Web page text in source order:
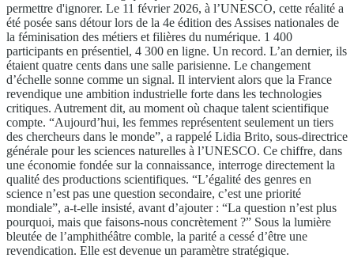
permettre d'ignorer. Le 11 février 2026, à l’UNESCO, cette réalité a
été posée sans détour lors de la 4e édition des Assises nationales de
la féminisation des métiers et filières du numérique. 1 400
participants en présentiel, 4 300 en ligne. Un record. L’an dernier, ils
étaient quatre cents dans une salle parisienne. Le changement
d’échelle sonne comme un signal. Il intervient alors que la France
revendique une ambition industrielle forte dans les technologies
critiques. Autrement dit, au moment où chaque talent scientifique
compte. “Aujourd’hui, les femmes représentent seulement un tiers
des chercheurs dans le monde”, a rappelé Lidia Brito, sous-directrice
générale pour les sciences naturelles à l’UNESCO. Ce chiffre, dans
une économie fondée sur la connaissance, interroge directement la
qualité des productions scientifiques. “L’égalité des genres en
science n’est pas une question secondaire, c’est une priorité
mondiale”, a-t-elle insisté, avant d’ajouter : “La question n’est plus
pourquoi, mais que faisons-nous concrètement ?” Sous la lumière
bleutée de l’amphithéâtre comble, la parité a cessé d’être une
revendication. Elle est devenue un paramètre stratégique.